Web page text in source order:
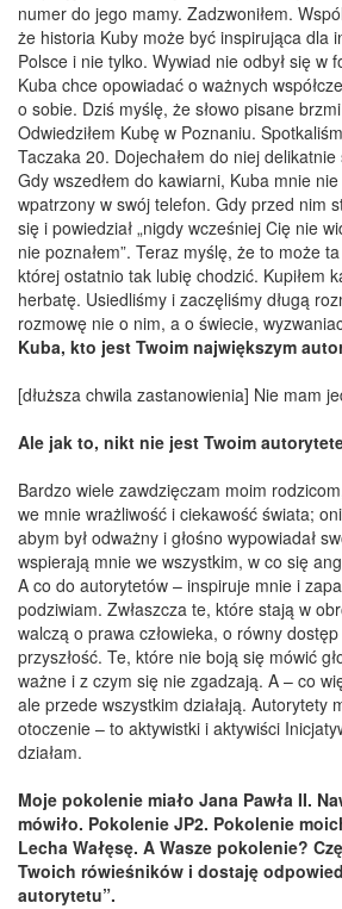
numer do jego mamy. Zadzwoniłem.
że historia Kuby może być inspirująca dla
Polsce i nie tylko. Wywiad nie odbył się w
Kuba chce opowiadać o ważnych
o sobie. Dziś myślę, że słowo pisane
Odwiedziłem Kubę w Poznaniu.
Taczaka 20. Dojechałem do niej
Gdy wszedłem do kawiarni, Kuba mnie nie
wpatrzony w swój telefon. Gdy przed nim
się i powiedział „nigdy wcześniej Cię nie
nie poznałem”. Teraz myślę, że to może
której ostatnio tak lubię chodzić. Kupiłem
herbatę. Usiedliśmy i zaczęliśmy długą
rozmowę nie o nim, a o świecie,
Kuba, kto jest Twoim największym
[dłuższa chwila zastanowienia] Nie mam
Ale jak to, nikt nie jest Twoim
Bardzo wiele zawdzięczam moim
we mnie wrażliwość i ciekawość świata;
abym był odważny i głośno wypowiadał
wspierają mnie we wszystkim, w co się
A co do autorytetów – inspiruje mnie i
podziwiam. Zwłaszcza te, które stają w
walczą o prawa człowieka, o równy
przyszłość. Te, które nie boją się mówić
ważne i z czym się nie zgadzają. A – co
ale przede wszystkim działają. Autorytety
otoczenie – to aktywistki i aktywiści
działam.
Moje pokolenie miało Jana Pawła II.
mówiło. Pokolenie JP2. Pokolenie
Lecha Wałęsę. A Wasze pokolenie?
Twoich rówieśników i dostaję
autorytetu”.